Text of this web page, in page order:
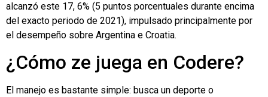
alcanzó este 17, 6% (5 puntos porcentuales durante encima
del exacto periodo de 2021), impulsado principalmente por
el desempeño sobre Argentina e Croatia.
¿Cómo ze juega en Codere?
El manejo es bastante simple: busca un deporte o